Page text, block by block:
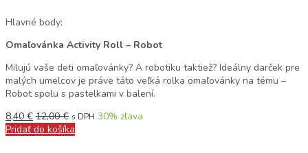
Hlavné body:
Omaľovánka Activity Roll – Robot
Milujú vaše deti omaľovánky? A robotiku taktiež? Ideálny darček pre
malých umelcov je práve táto veľká rolka omaľovánky na tému –
Robot spolu s pastelkami v balení.
8,40 € 12,00€ s DPH 30% zľava
Pridať do košíka